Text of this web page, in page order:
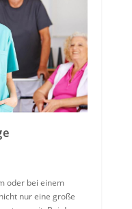
oder bei einem
nur eine große